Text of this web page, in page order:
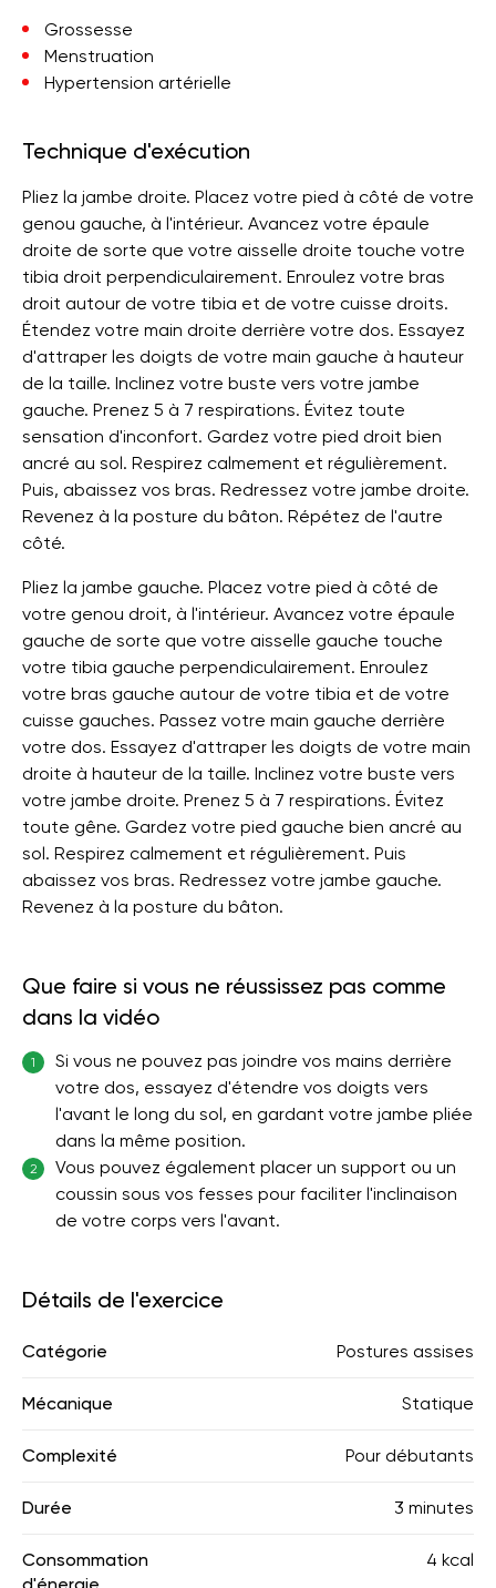
Grossesse
Menstruation
Hypertension artérielle
Technique d'exécution
Pliez la jambe droite. Placez votre pied à côté de votre
genou gauche, à l'intérieur. Avancez votre épaule
droite de sorte que votre aisselle droite touche votre
tibia droit perpendiculairement. Enroulez votre bras
droit autour de votre tibia et de votre cuisse droits.
Étendez votre main droite derrière votre dos. Essayez
d'attraper les doigts de votre main gauche à hauteur
de la taille. Inclinez votre buste vers votre jambe
gauche. Prenez 5 à 7 respirations. Évitez toute
sensation d'inconfort. Gardez votre pied droit bien
ancré au sol. Respirez calmement et régulièrement.
Puis, abaissez vos bras. Redressez votre jambe droite.
Revenez à la posture du bâton. Répétez de l'autre
côté.
Pliez la jambe gauche. Placez votre pied à côté de
votre genou droit, à l'intérieur. Avancez votre épaule
gauche de sorte que votre aisselle gauche touche
votre tibia gauche perpendiculairement. Enroulez
votre bras gauche autour de votre tibia et de votre
cuisse gauches. Passez votre main gauche derrière
votre dos. Essayez d'attraper les doigts de votre main
droite à hauteur de la taille. Inclinez votre buste vers
votre jambe droite. Prenez 5 à 7 respirations. Évitez
toute gêne. Gardez votre pied gauche bien ancré au
sol. Respirez calmement et régulièrement. Puis
abaissez vos bras. Redressez votre jambe gauche.
Revenez à la posture du bâton.
Que faire si vous ne réussissez pas comme
dans la vidéo
1
Si vous ne pouvez pas joindre vos mains derrière
votre dos, essayez d'étendre vos doigts vers
l'avant le long du sol, en gardant votre jambe pliée
dans la même position.
2
Vous pouvez également placer un support ou un
coussin sous vos fesses pour faciliter l'inclinaison
de votre corps vers l'avant.
Détails de l'exercice
Catégorie Postures assises
Mécanique Statique
Complexité Pour débutants
Durée 3 minutes
Consommation
4 kcal